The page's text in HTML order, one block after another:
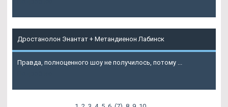
Дростанолон Энантат + Метандиенон Лабинск
Правда, полноценного шоу не получилось, потому ...